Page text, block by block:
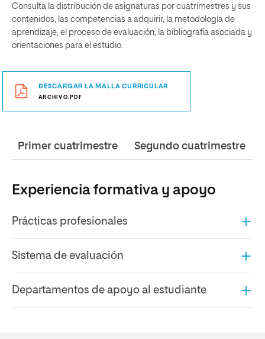
Consulta la distribución de asignaturas por cuatrimestres y sus
contenidos, las competencias a adquirir, la metodología de
aprendizaje, el proceso de evaluación, la bibliografía asociada y
orientaciones para el estudio.
DESCARGAR LA MALLA CURRICULAR
ARCHIVO.PDF
Primer cuatrimestre Segundo cuatrimestre
Experiencia formativa y apoyo
Prácticas profesionales
Sistema de evaluación
Departamentos de apoyo al estudiante